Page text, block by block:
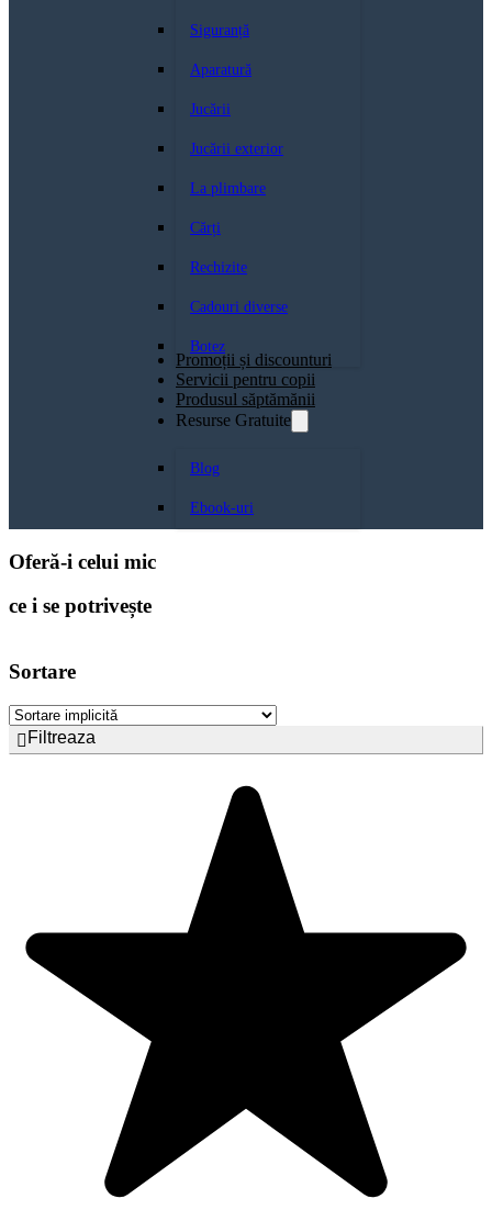
Siguranță
Aparatură
Jucării
Jucării exterior
La plimbare
Cărți
Rechizite
Cadouri diverse
Botez
Promoții și discounturi
Servicii pentru copii
Produsul săptămănii
Resurse Gratuite
Blog
Ebook-uri
Oferă-i celui mic
ce i se potrivește
Sortare
Filtreaza